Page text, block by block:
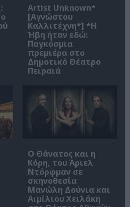
Artist Unknown*
[Αγνώστου
Καλλιτέχνη*] *Η
Ήβη ήταν εδώ:
Παγκόσμια
πρεμιέρα στο
Δημοτικό Θέατρο
Πειραιά
Ο Θάνατος και η
Κόρη, του Άριελ
Ντόρφμαν σε
σκηνοθεσία
Μανώλη Δούνια και
Αιμίλιου Χειλάκη